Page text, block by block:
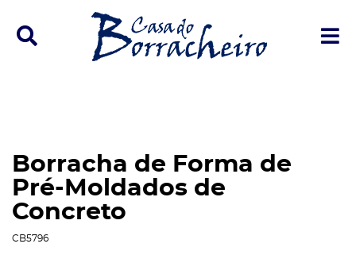
Ícone de pesquisa
Borracha de Forma de
Pré-Moldados de
Concreto
CB5796